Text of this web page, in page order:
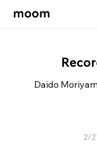
moom
Daido
2/